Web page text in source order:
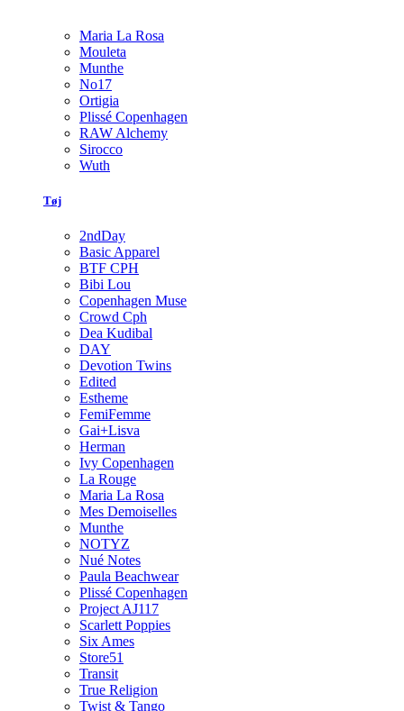
Maria La Rosa
Mouleta
Munthe
No17
Ortigia
Plissé Copenhagen
RAW Alchemy
Sirocco
Wuth
Tøj
2ndDay
Basic Apparel
BTF CPH
Bibi Lou
Copenhagen Muse
Crowd Cph
Dea Kudibal
DAY
Devotion Twins
Edited
Estheme
FemiFemme
Gai+Lisva
Herman
Ivy Copenhagen
La Rouge
Maria La Rosa
Mes Demoiselles
Munthe
NOTYZ
Nué Notes
Paula Beachwear
Plissé Copenhagen
Project AJ117
Scarlett Poppies
Six Ames
Store51
Transit
True Religion
Twist & Tango